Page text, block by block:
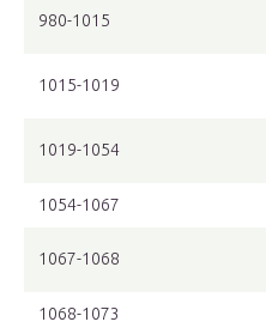
980-1015
1015-1019
1019-1054
1054-1067
1067-1068
1068-1073